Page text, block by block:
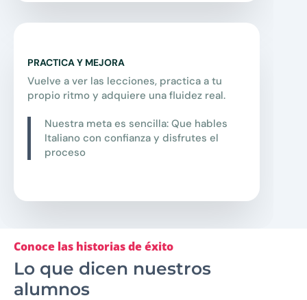
PRACTICA Y MEJORA
Vuelve a ver las lecciones, practica a tu
propio ritmo y adquiere una fluidez real.
Nuestra meta es sencilla: Que hables
Italiano con confianza y disfrutes el
proceso
Conoce las historias de éxito
Lo que dicen nuestros
alumnos